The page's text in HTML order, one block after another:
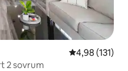
4,98 av 5 i
4,98 (131)
2 sovrum